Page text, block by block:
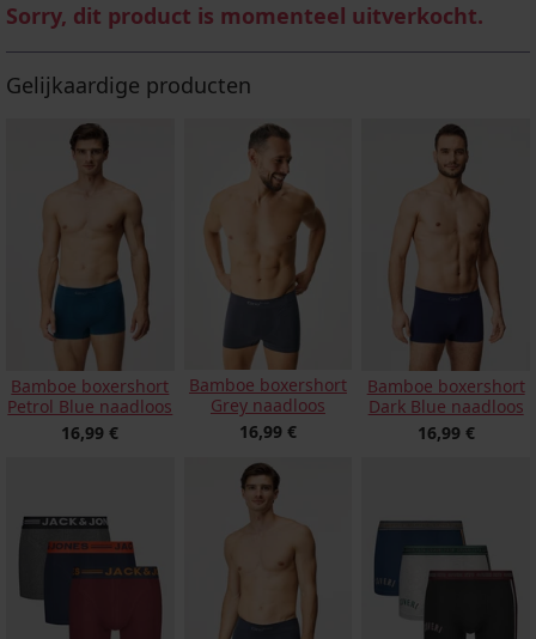
Sorry, dit product is momenteel uitverkocht.
Gelijkaardige producten
Bamboe boxershort
Petrol Blue naadloos
16,99 €
Bamboe boxershort
Grey naadloos
16,99 €
Bamboe boxershort
Dark Blue naadloos
16,99 €